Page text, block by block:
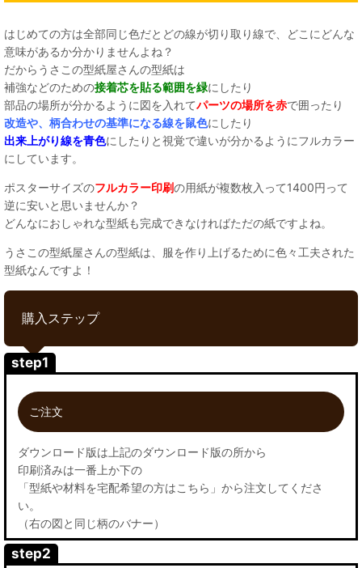
はじめての方は全部同じ色だとどの線が切り取り線で、どこにどんな
意味があるか分かりませんよね？
だからうさこの型紙屋さんの型紙は
補強などのための接着芯を貼る範囲を緑にしたり
部品の場所が分かるように図を入れてパーツの場所を赤で囲ったり
改造や、柄合わせの基準になる線を鼠色にしたり
出来上がり線を青色にしたりと視覚で違いが分かるようにフルカラー
にしています。
ポスターサイズのフルカラー印刷の用紙が複数枚入って1400円って
逆に安いと思いませんか？
どんなにおしゃれな型紙も完成できなければただの紙ですよね。
うさこの型紙屋さんの型紙は、服を作り上げるために色々工夫された
型紙なんですよ！
購入ステップ
step1
ご注文
ダウンロード版は上記のダウンロード版の所から
印刷済みは一番上か下の
「型紙や材料を宅配希望の方はこちら」から注文してくださ
い。
（右の図と同じ柄のバナー）
step2